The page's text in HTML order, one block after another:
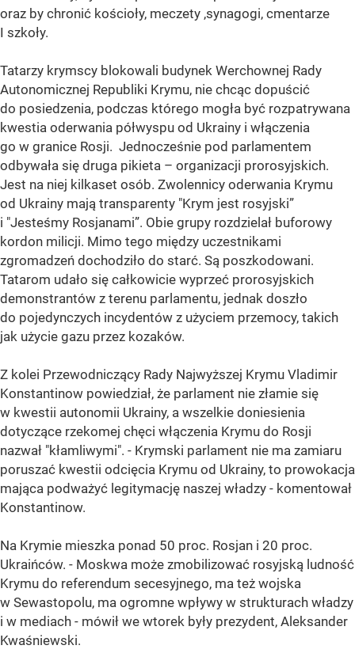
oraz by chronić kościoły, meczety ,synagogi, cmentarze
I szkoły.
Tatarzy krymscy blokowali budynek Werchownej Rady
Autonomicznej Republiki Krymu, nie chcąc dopuścić
do posiedzenia, podczas którego mogła być rozpatrywana
kwestia oderwania półwyspu od Ukrainy i włączenia
go w granice Rosji. Jednocześnie pod parlamentem
odbywała się druga pikieta – organizacji prorosyjskich.
Jest na niej kilkaset osób. Zwolennicy oderwania Krymu
od Ukrainy mają transparenty "Krym jest rosyjski”
i "Jesteśmy Rosjanami”. Obie grupy rozdzielał buforowy
kordon milicji. Mimo tego między uczestnikami
zgromadzeń dochodziło do starć. Są poszkodowani.
Tatarom udało się całkowicie wyprzeć prorosyjskich
demonstrantów z terenu parlamentu, jednak doszło
do pojedynczych incydentów z użyciem przemocy, takich
jak użycie gazu przez kozaków.
Z kolei Przewodniczący Rady Najwyższej Krymu Vladimir
Konstantinow powiedział, że parlament nie złamie się
w kwestii autonomii Ukrainy, a wszelkie doniesienia
dotyczące rzekomej chęci włączenia Krymu do Rosji
nazwał "kłamliwymi". - Krymski parlament nie ma zamiaru
poruszać kwestii odcięcia Krymu od Ukrainy, to prowokacja
mająca podważyć legitymację naszej władzy - komentował
Konstantinow.
Na Krymie mieszka ponad 50 proc. Rosjan i 20 proc.
Ukraińców. - Moskwa może zmobilizować rosyjską ludność
Krymu do referendum secesyjnego, ma też wojska
w Sewastopolu, ma ogromne wpływy w strukturach władzy
i w mediach - mówił we wtorek były prezydent, Aleksander
Kwaśniewski.